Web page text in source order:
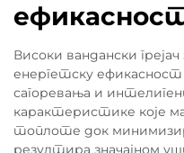
Високи вандански
енергетску ефикасност
сагоревања и
карактеристике које
топлоте док
резултира значајном